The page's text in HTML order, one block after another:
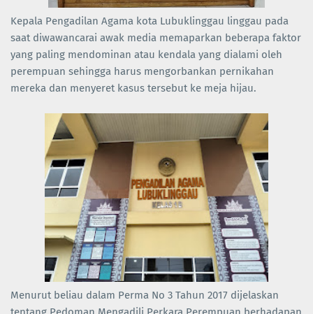
Kepala Pengadilan Agama kota Lubuklinggau linggau pada
saat diwawancarai awak media memaparkan beberapa faktor
yang paling mendominan atau kendala yang dialami oleh
perempuan sehingga harus mengorbankan pernikahan
mereka dan menyeret kasus tersebut ke meja hijau.
Menurut beliau dalam Perma No 3 Tahun 2017 dijelaskan